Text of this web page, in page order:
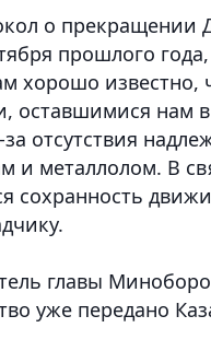
о прекращении
прошлого
хорошо
оставшимися нам
отсутствия
и металлолом. В
сохранность
главы
уже передано